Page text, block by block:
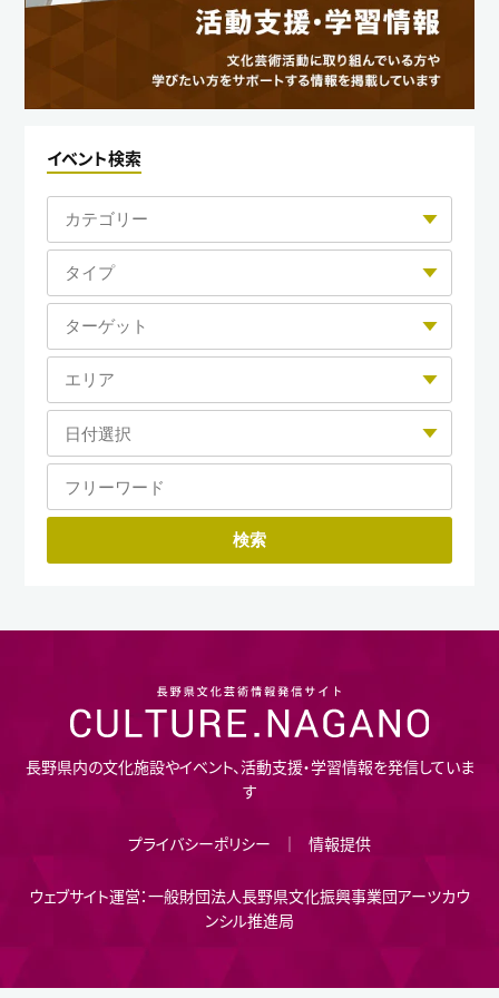
イベント検索
長野県内の文化施設やイベント、活動支援・学習情報を発信していま
す
プライバシーポリシー 情報提供
ウェブサイト運営：一般財団法人長野県文化振興事業団アーツカウ
ンシル推進局